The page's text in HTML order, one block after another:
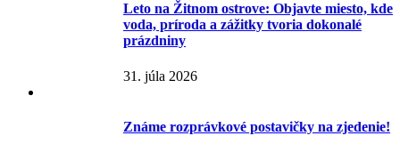
Leto na Žitnom ostrove: Objavte miesto, kde
voda, príroda a zážitky tvoria dokonalé
prázdniny
31. júla 2026
Známe rozprávkové postavičky na zjedenie!